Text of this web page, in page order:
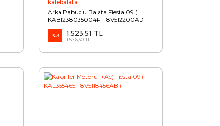
kalebalata
Arka Pabuçlu Balata Fiesta 09 (
KAB1238035004P - 8V512200AD -
ME8V5J2200AD )
%3 1.523,51 TL
1.576,50 TL